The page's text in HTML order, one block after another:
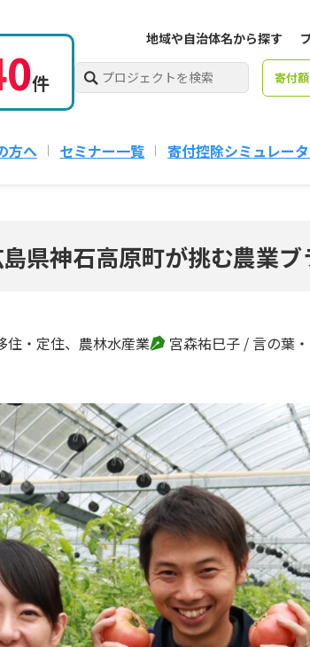
件
地域や自治体名から探す
寄付
方へ セミナー一覧 寄付控除シミュレー
県神石高原町が挑む農業
住・定住、 農林水産業 宮森祐巳子 / 言の葉